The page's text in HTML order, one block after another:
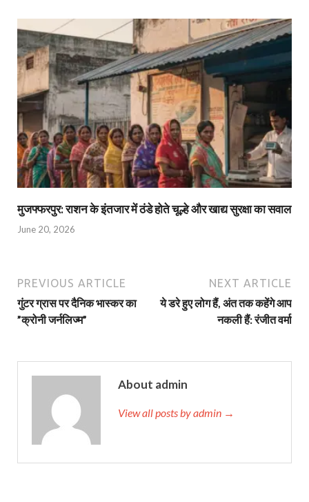
मुजफ्फरपुर: राशन के इंतजार में ठंडे होते चूल्हे और खाद्य सुरक्षा का सवाल
June 20, 2026
PREVIOUS ARTICLE
गुंटर ग्रास पर दैनिक भास्‍कर का
”क्रोनी जर्नलिज्‍म”
NEXT ARTICLE
ये डरे हुए लोग हैं, अंत तक कहेंगे आप
नकली हैं: रंजीत वर्मा
About admin
View all posts by admin →